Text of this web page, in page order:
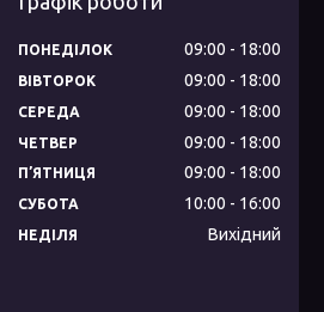
ПОНЕДІЛОК 09:00 18:00
ВІВТОРОК 09:00 18:00
СЕРЕДА 09:00 18:00
ЧЕТВЕР 09:00 18:00
ПʼЯТНИЦЯ 09:00 18:00
СУБОТА 10:00 16:00
НЕДІЛЯ Вихідний